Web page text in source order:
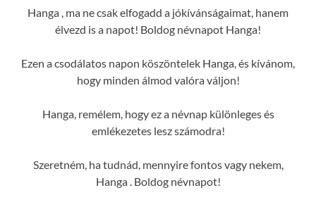
Hanga , ma ne csak elfogadd a jókívánságaimat, hanem
élvezd is a napot! Boldog névnapot Hanga!
Ezen a csodálatos napon köszöntelek Hanga, és kívánom,
hogy minden álmod valóra váljon!
Hanga, remélem, hogy ez a névnap különleges és
emlékezetes lesz számodra!
Szeretném, ha tudnád, mennyire fontos vagy nekem,
Hanga . Boldog névnapot!